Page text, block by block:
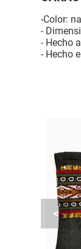
-Color:
-
- Hecho
- Hecho